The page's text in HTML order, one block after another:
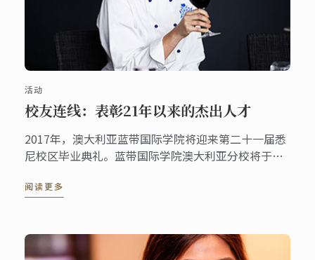
活动
校友连线：表彰21年以来的杰出人才
2017年，澳大利亚蓝带国际学院将迎来第二十一届悉
尼校区毕业典礼。蓝带国际学院澳大利亚分校将于
举办一场别开生面的庆贺会。
阅读更多